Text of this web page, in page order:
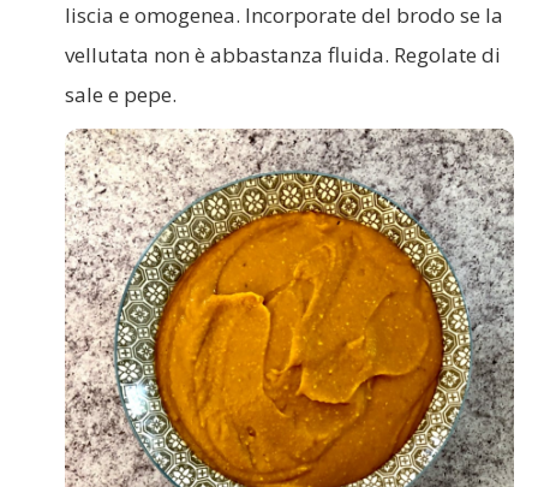
liscia e omogenea. Incorporate del brodo se la
vellutata non è abbastanza fluida. Regolate di
sale e pepe.